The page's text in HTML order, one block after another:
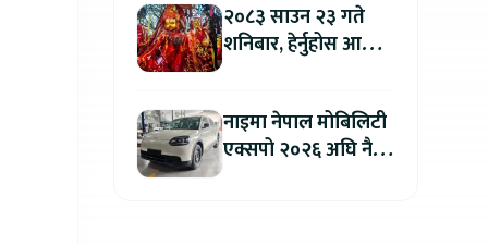
२०८३ साउन २३ गते
शनिबार, हेर्नुहोस आज
नाइमा नेपाल मोबिलिटी
एक्सपो २०२६ अघि नै